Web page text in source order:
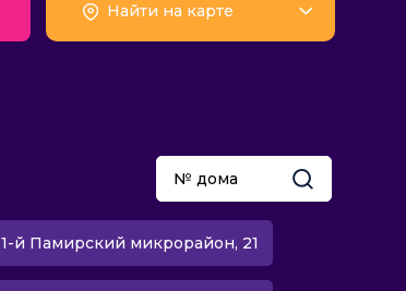
Найти на карте
1-й Памирский микрорайон, 21